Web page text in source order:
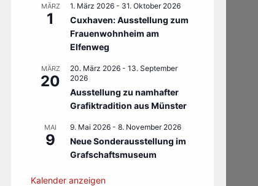
MÄRZ
1
1. März 2026 - 31. Oktober 2026
Cuxhaven: Ausstellung zum
Frauenwohnheim am
Elfenweg
MÄRZ
20
20. März 2026 - 13. September
2026
Ausstellung zu namhafter
Grafiktradition aus Münster
MAI
9
9. Mai 2026 - 8. November 2026
Neue Sonderausstellung im
Grafschaftsmuseum
Kalender anzeigen